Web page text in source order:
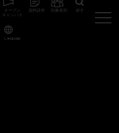
オープン
キャンパス
資料請求 対象者別 探す
Language
神戸芸術工科大学